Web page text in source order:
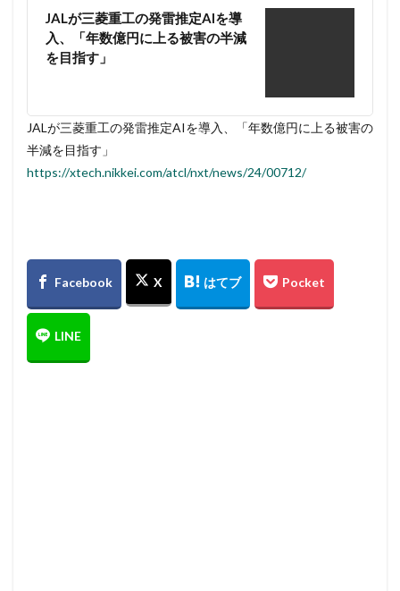
JALが三菱重工の発雷推定AIを導
入、「年数億円に上る被害の半減
を目指す」
JALが三菱重工の発雷推定AIを導入、「年数億円に上る被害の
半減を目指す」
https://xtech.nikkei.com/atcl/nxt/news/24/00712/